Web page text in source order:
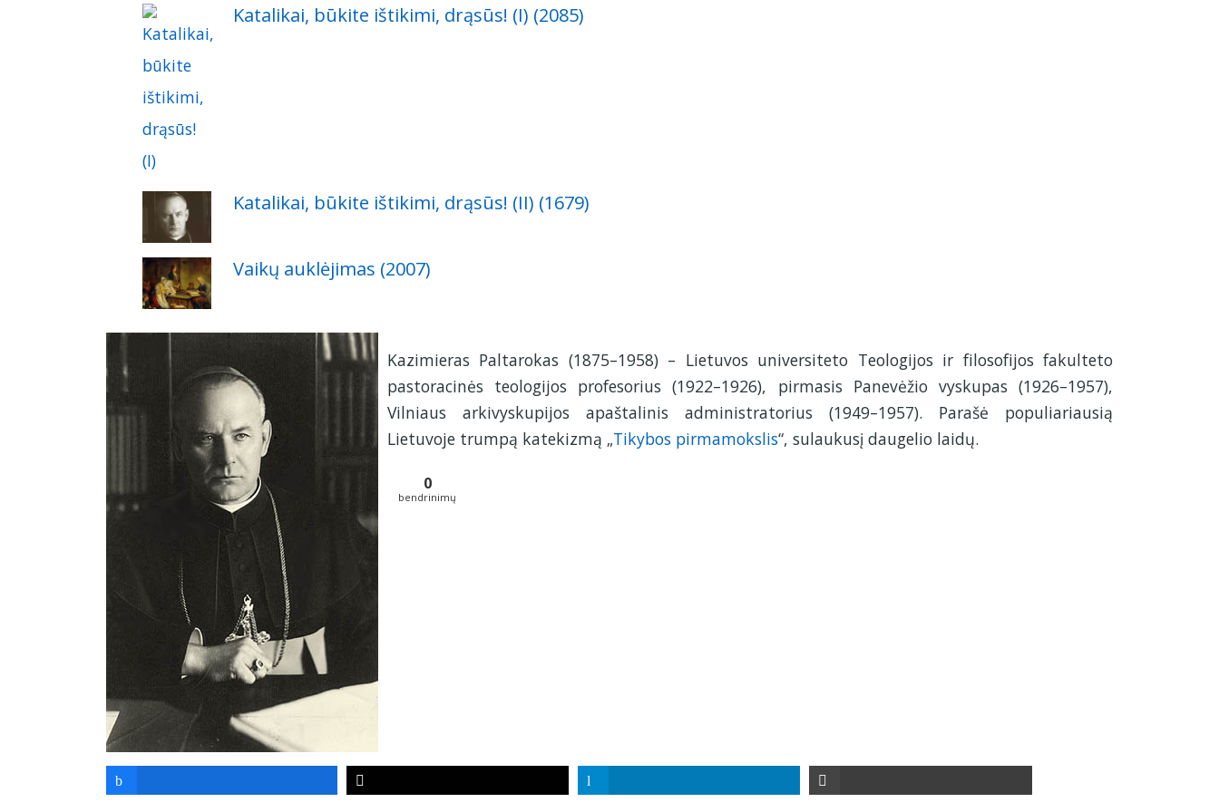
Katalikai, būkite ištikimi, drąsūs! (I) (2085)
Katalikai, būkite ištikimi, drąsūs! (II) (1679)
Vaikų auklėjimas (2007)
Kazimieras Paltarokas (1875–1958) – Lietuvos universiteto Teologijos ir filosofijos fakulteto
pastoracinės teologijos profesorius (1922–1926), pirmasis Panevėžio vyskupas (1926–1957),
Vilniaus arkivyskupijos apaštalinis administratorius (1949–1957). Parašė populiariausią
Lietuvoje trumpą katekizmą „Tikybos pirmamokslis“, sulaukusį daugelio laidų.
0
bendrinimų